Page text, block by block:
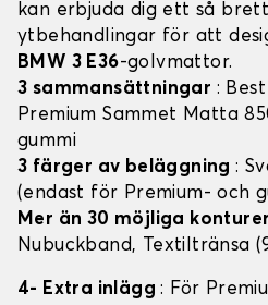
kan erbjuda dig ett så
ytbehandlingar för att
BMW 3 E36-golvmattor.
3 sammansättningar :
Premium Sammet Matta
gummi
3 färger av beläggning:
(endast för Premium- och
Mer än 30 möjliga konturer
Nubuckband, Textiltränsa
4- Extra inlägg: För